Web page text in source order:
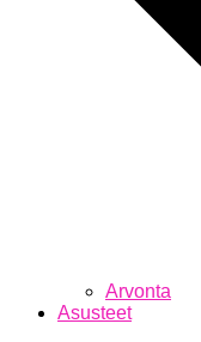
Arvonta
Asusteet